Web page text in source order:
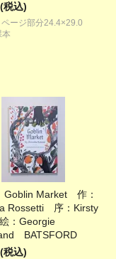
税込)
ージ部分24.4×29.0
Goblin Market 作：
Rossetti 序：Kirsty
：Georgie
BATSFORD
税込)